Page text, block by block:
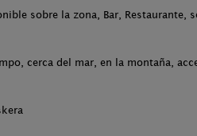
sobre la zona, Bar, Restaurante,
cerca del mar, en la montaña,